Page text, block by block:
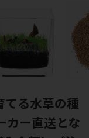
てる水草の種
カー直送とな